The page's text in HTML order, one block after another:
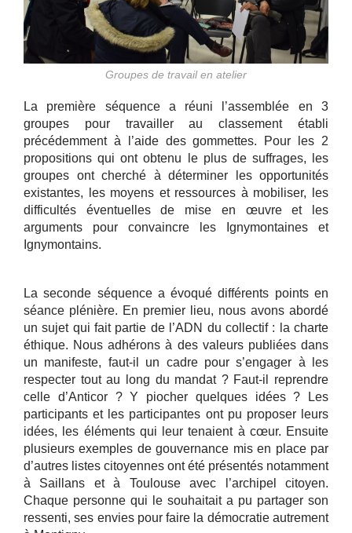
Groupes de travail en atelier
La première séquence a réuni l’assemblée en 3
groupes pour travailler au classement établi
précédemment à l’aide des gommettes. Pour les 2
propositions qui ont obtenu le plus de suffrages, les
groupes ont cherché à déterminer les opportunités
existantes, les moyens et ressources à mobiliser, les
difficultés éventuelles de mise en œuvre et les
arguments pour convaincre les Ignymontaines et
Ignymontains.
La seconde séquence a évoqué différents points en
séance plénière. En premier lieu, nous avons abordé
un sujet qui fait partie de l’ADN du collectif : la charte
éthique. Nous adhérons à des valeurs publiées dans
un manifeste, faut-il un cadre pour s’engager à les
respecter tout au long du mandat ? Faut-il reprendre
celle d’Anticor ? Y piocher quelques idées ? Les
participants et les participantes ont pu proposer leurs
idées, les éléments qui leur tenaient à cœur. Ensuite
plusieurs exemples de gouvernance mis en place par
d’autres listes citoyennes ont été présentés notamment
à Saillans et à Toulouse avec l’archipel citoyen.
Chaque personne qui le souhaitait a pu partager son
ressenti, ses envies pour faire la démocratie autrement